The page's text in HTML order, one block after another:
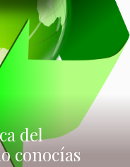
del
conocías